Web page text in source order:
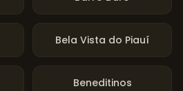
Bela Vista do Piauí
Beneditinos